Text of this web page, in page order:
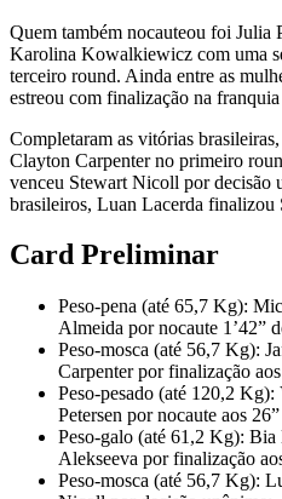
Quem também nocauteou foi Julia
Karolina Kowalkiewicz com uma
terceiro round. Ainda entre as
estreou com finalização na
Completaram as vitórias
Clayton Carpenter no primeiro
venceu Stewart Nicoll por decisão
brasileiros, Luan Lacerda finalizou
Card Preliminar
Peso-pena (até 65,7 Kg):
Almeida por nocaute 1’42”
Peso-mosca (até 56,7 Kg):
Carpenter por finalização
Peso-pesado (até 120,2
Petersen por nocaute aos
Peso-galo (até 61,2 Kg):
Alekseeva por finalização
Peso-mosca (até 56,7 Kg):